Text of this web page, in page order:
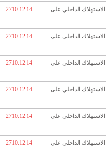
الداخلي على
2710.12.14
الداخلي على
2710.12.14
الداخلي على
2710.12.14
الداخلي على
2710.12.14
الداخلي على
2710.12.14
الداخلي على
2710.12.14